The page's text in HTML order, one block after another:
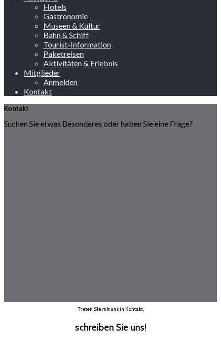
Hotels
Gastronomie
Museen & Kultur
Bahn & Schiff
Tourist-Information
Paketreisen
Aktivitäten & Erlebnis
Mitglieder
Anmelden
Kontakt
Kontakt
Suchen Sie etwas Besonderes oder haben Sie eine Frage?
Treten Sie mit uns in Kontakt,
schreiben Sie uns!